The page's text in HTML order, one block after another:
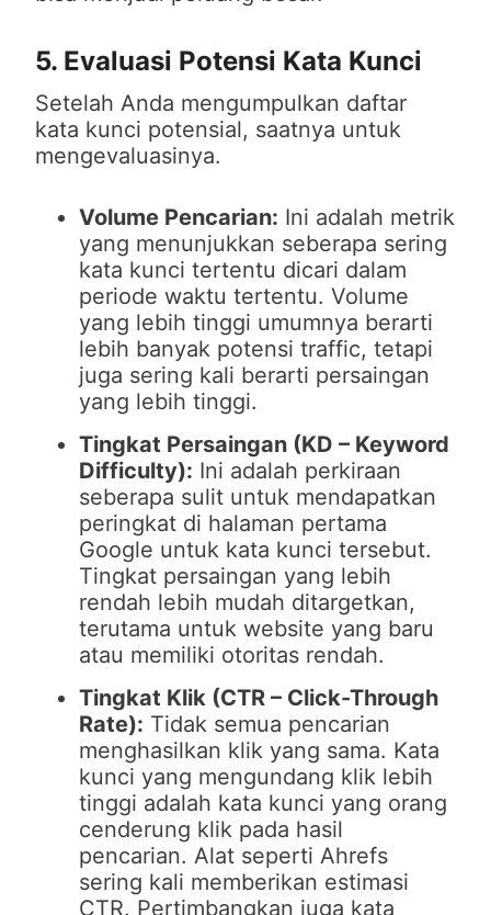
5. Evaluasi Potensi Kata Kunci
Setelah Anda mengumpulkan daftar
kata kunci potensial, saatnya untuk
mengevaluasinya.
Volume Pencarian: Ini adalah metrik
yang menunjukkan seberapa sering
kata kunci tertentu dicari dalam
periode waktu tertentu. Volume
yang lebih tinggi umumnya berarti
lebih banyak potensi traffic, tetapi
juga sering kali berarti persaingan
yang lebih tinggi.
Tingkat Persaingan (KD – Keyword
Difficulty): Ini adalah perkiraan
seberapa sulit untuk mendapatkan
peringkat di halaman pertama
Google untuk kata kunci tersebut.
Tingkat persaingan yang lebih
rendah lebih mudah ditargetkan,
terutama untuk website yang baru
atau memiliki otoritas rendah.
Tingkat Klik (CTR – Click-Through
Rate): Tidak semua pencarian
menghasilkan klik yang sama. Kata
kunci yang mengundang klik lebih
tinggi adalah kata kunci yang orang
cenderung klik pada hasil
pencarian. Alat seperti Ahrefs
sering kali memberikan estimasi
CTR. Pertimbangkan juga kata